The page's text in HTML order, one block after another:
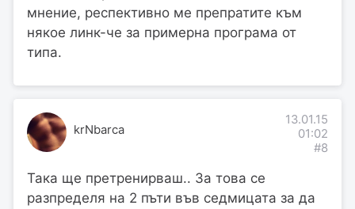
мнение, респективно ме препратите към
някое линк-че за примерна програма от
типа.
krNbarca
13.01.15
01:02
#8
Така ще претренирваш.. За това се
разпределя на 2 пъти във седмицата за да